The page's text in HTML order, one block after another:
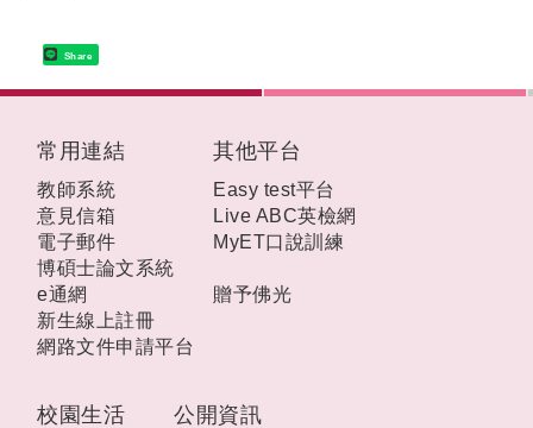
Share
校園生活 公開資訊
常用連結
教師系統
意見信箱
電子郵件
博碩士論文系統
e通網
新生線上註冊
網路文件申請平台
其他平台
Easy test平台
Live ABC英檢網
MyET口說訓練
贈予佛光